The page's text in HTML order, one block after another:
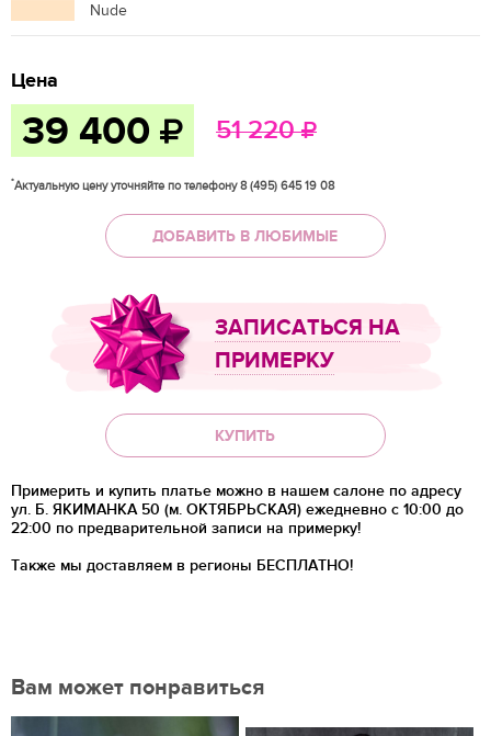
Nude
Цена
39 400 51 220
*Актуальную цену уточняйте по телефону 8 (495) 645 19 08
ДОБАВИТЬ В ЛЮБИМЫЕ
ЗАПИСАТЬСЯ НА
ПРИМЕРКУ
КУПИТЬ
Примерить и купить платье можно в нашем салоне по адресу
ул. Б. ЯКИМАНКА 50 (м. ОКТЯБРЬСКАЯ) ежедневно с 10:00 до
22:00 по предварительной записи на примерку!
Также мы доставляем в регионы БЕСПЛАТНО!
Вам может понравиться